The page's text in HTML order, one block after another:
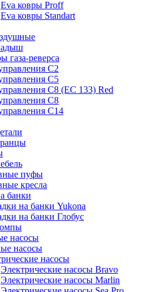
Eva ковры Proff
Eva ковры Standart
газа-реверса
C2
C5
C8 (ЕС 133) Red
C8
C14
пуфы
кресла
банки
на банки Yukona
на банки Глобус
насосы
насосы
насосы
Электрические насосы Bravo
Электрические насосы Marlin